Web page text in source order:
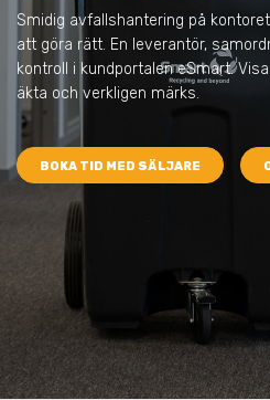
Smidig avfallshantering på
att göra rätt. En leverantör,
kontroll i kundportalen eSmart.
äkta och verkligen märks.
BOKA TID MED SÄLJARE